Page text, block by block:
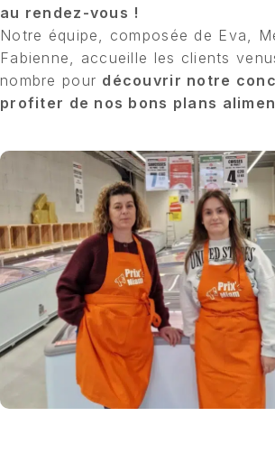
au rendez-vous !
Notre équipe, composée de Eva,
Fabienne, accueille les clients
nombre pour découvrir notre
profiter de nos bons plans